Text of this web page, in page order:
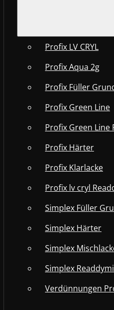
Profix LV CRYL
Profix Aqua 2g
Profix Füller
Profix Green Line
Profix Green Line
Profix Härter
Profix Klarlacke
Profix lv cryl
Simplex Füller
Simplex Härter
Simplex
Simplex
Verdünnungen